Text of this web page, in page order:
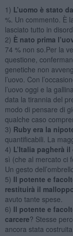
1) L’uomo è stato
%. Un commento. È
lasciato tutto in
2) È nato prima
74 % non so.Per la
questione,
genetiche non
l’uovo. Con
l’uovo oggi e la
data la tirannia del
modo di pensare di
qualche caso
3) Ruby era la
quantificabili. La
4) L’Italia pagherà
sì (che al mercato ci
Un gesto
5) Il potente e
restituirà il
avuto tante spese.
6) Il potente e
carcere? Stesse
ancora stata